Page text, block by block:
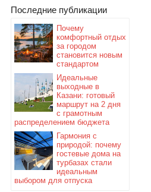
Последние публикации
Почему
комфортный отдых
за городом
становится новым
стандартом
Идеальные
выходные в
Казани: готовый
маршрут на 2 дня
с грамотным
распределением бюджета
Гармония с
природой: почему
гостевые дома на
турбазах стали
идеальным
выбором для отпуска